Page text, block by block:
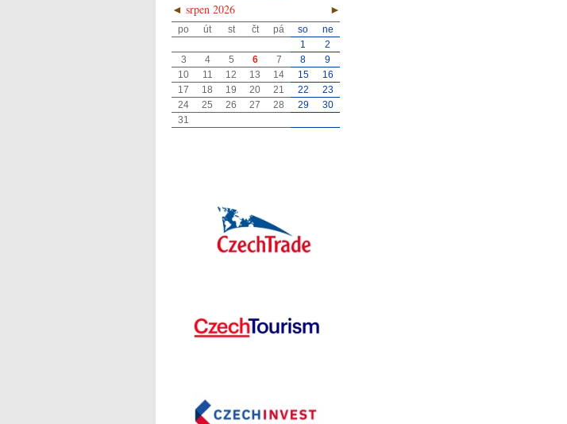
◄ ►
srpen 2026
po út st čt pá so
ne
1
2
3
4 5 6 7 8
9
10
11 12 13 14 15
16
17
18 19 20 21 22
23
24
25 26 27 28 29
30
31